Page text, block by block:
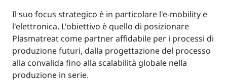
Il suo focus strategico è in particolare l'e-mobility e
l'elettronica. L'obiettivo è quello di posizionare
Plasmatreat come partner affidabile per i processi di
produzione futuri, dalla progettazione del processo
alla convalida fino alla scalabilità globale nella
produzione in serie.